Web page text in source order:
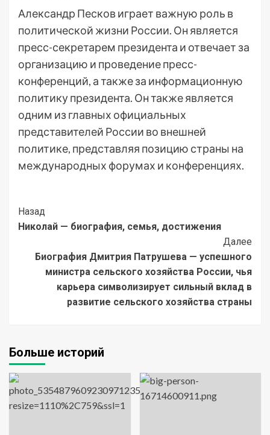
Александр Песков играет важную роль в
политической жизни России. Он является
пресс-секретарем президента и отвечает за
организацию и проведение пресс-
конференций, а также за информационную
политику президента. Он также является
одним из главных официальных
представителей России во внешней
политике, представляя позицию страны на
международных форумах и конференциях.
Post
Navigation
Назад
Николай — биография, семья, достижения
Далее
Биография Дмитрия Патрушева — успешного
министра сельского хозяйства России, чья
карьера символизирует сильный вклад в
развитие сельского хозяйства страны
Больше историй